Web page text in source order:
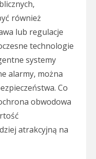
również
lub regulacje
technologie
systemy
alarmy, można
Co
obwodowa
atrakcyjną na